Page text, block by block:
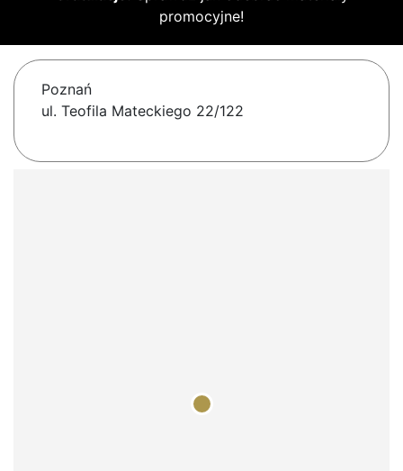
promocyjne!
Poznań
ul. Teofila Mateckiego 22/122